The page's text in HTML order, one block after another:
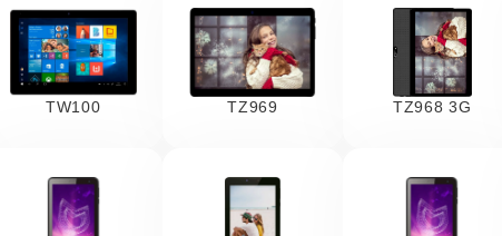
TW100 TZ969 TZ968 3G